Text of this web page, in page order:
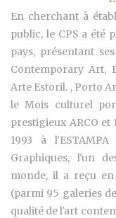
En cherchant à
public, le CPS a été
pays, présentant
Contemporary Art,
Arte Estoril. , Porto
le Mois culturel
prestigieux ARCO et
1993 à
Graphiques, l'un
monde, il a reçu
(parmi 95 galeries
qualité de l'art